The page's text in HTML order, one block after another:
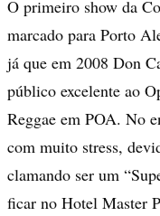
O primeiro show da
marcado para Porto
já que em 2008 Don
público excelente ao
Reggae em POA. No
com muito stress,
clamando ser um
ficar no Hotel Master